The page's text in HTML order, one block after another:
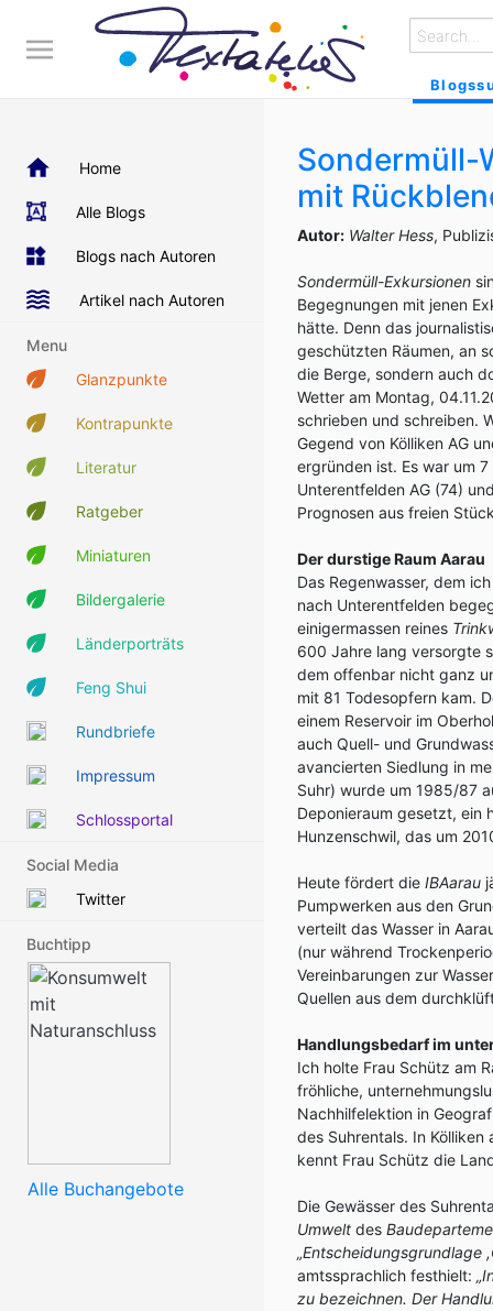
Home
Alle Blogs
Blogs nach Autoren
Artikel nach Autoren
Menu
Glanzpunkte
Kontrapunkte
Literatur
Ratgeber
Miniaturen
Bildergalerie
Länderporträts
Feng Shui
Rundbriefe
Impressum
Schlossportal
Social Media
Twitter
Buchtipp
Alle Buchangebote
Sondermüll-
mit
Autor: Walter Hess,
Sondermüll-Exkursionen
Begegnungen mit jenen
hätte. Denn das
geschützten Räumen, an
die Berge, sondern auch
Wetter am Montag,
schrieben und schreiben.
Gegend von Kölliken AG
ergründen ist. Es war um
Unterentfelden AG (74)
Prognosen aus freien
Der durstige Raum Aarau
Das Regenwasser, dem
nach Unterentfelden
einigermassen reines
600 Jahre lang versorgte
dem offenbar nicht ganz
mit 81 Todesopfern kam.
einem Reservoir im
auch Quell- und
avancierten Siedlung in
Suhr) wurde um 1985/87
Deponieraum gesetzt, ein
Hunzenschwil, das um
Heute fördert die IBAarau
Pumpwerken aus den
verteilt das Wasser in
(nur während
Vereinbarungen zur
Quellen aus dem
Handlungsbedarf im
Ich holte Frau Schütz am
fröhliche,
Nachhilfelektion in
des Suhrentals. In
kennt Frau Schütz die
Die Gewässer des
Umwelt des
„Entscheidungsgrundlage
amtssprachlich festhielt:
zu bezeichnen. Der